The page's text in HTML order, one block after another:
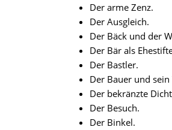
Der arme Zenz.
Der Ausgleich.
Der Bäck und der
Der Bär als
Der Bastler.
Der Bauer und sein
Der bekränzte
Der Besuch.
Der Binkel.